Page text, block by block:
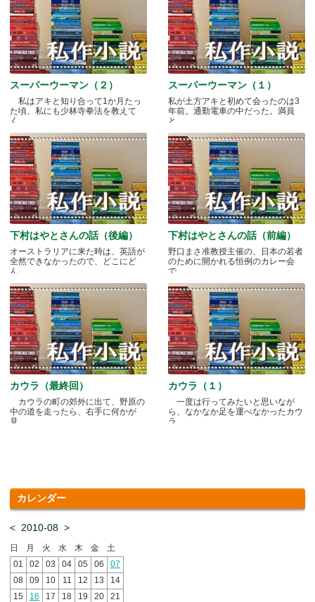
スーパーウーマン（２）
私はアキと知り合って1か月たっ
た頃、私にも少林寺拳法を教えて
く.....
スーパーウーマン（１）
私が土方アキと初めて会ったのは3
年前。通勤電車の中だった。満員
と.....
下村はやとさんの話（後編）
オーストラリアに来た時は、英語が
全然できなかったので、どこにど
ん.....
下村はやとさんの話（前編）
野口まさ准教授主催の、日本の若者
のために開かれる恒例のカレー会
で.....
カウラ（最終回）
カウラの町の郊外に出て、野原の
中の道を走ったら、右手に何かが
見.....
カウラ（１）
一度は行ってみたいと思いなが
ら、なかなか足を運べなかったカウ
ラ.....
カレンダー
< 2010-08 >
日 月 火 水 木 金
土
01
02 03 04 05 06
07
08
09 10 11 12 13
14
15
16 17 18 19 20
21